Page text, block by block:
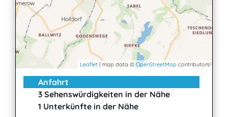
Leaflet | map data © OpenStreetMap contributors
Anfahrt
3 Sehenswürdigkeiten in der Nähe
1 Unterkünfte in der Nähe